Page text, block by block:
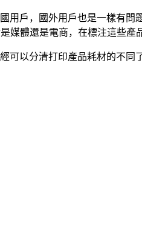
用戶，國外用戶也是一樣有問
媒體還是電商，在標注這些
可以分清打印產品耗材的不同